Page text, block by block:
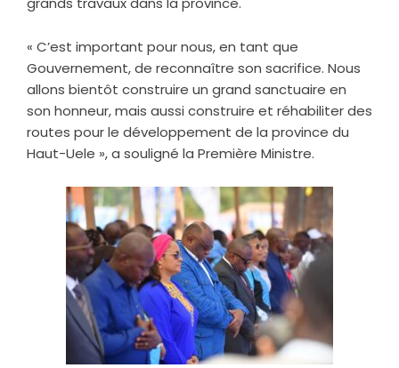
« C’est important pour nous, en tant que
Gouvernement, de reconnaître son sacrifice. Nous
allons bientôt construire un grand sanctuaire en
son honneur, mais aussi construire et réhabiliter des
routes pour le développement de la province du
Haut-Uele », a souligné la Première Ministre.